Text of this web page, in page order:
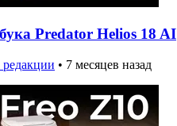
Predator Helios 18 AI
• 7 месяцев назад